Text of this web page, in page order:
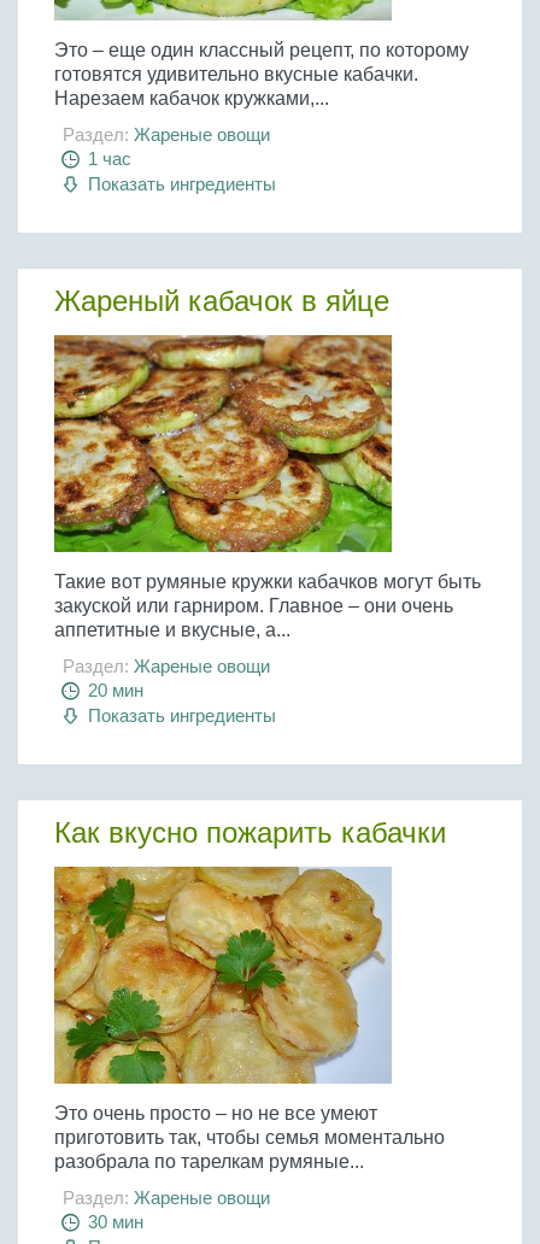
Это – еще один классный рецепт, по которому
готовятся удивительно вкусные кабачки.
Нарезаем кабачок кружками,...
Раздел: Жареные овощи
1 час
Показать ингредиенты
Жареный кабачок в яйце
Такие вот румяные кружки кабачков могут быть
закуской или гарниром. Главное – они очень
аппетитные и вкусные, а...
Раздел: Жареные овощи
20 мин
Показать ингредиенты
Как вкусно пожарить кабачки
Это очень просто – но не все умеют
приготовить так, чтобы семья моментально
разобрала по тарелкам румяные...
Раздел: Жареные овощи
30 мин